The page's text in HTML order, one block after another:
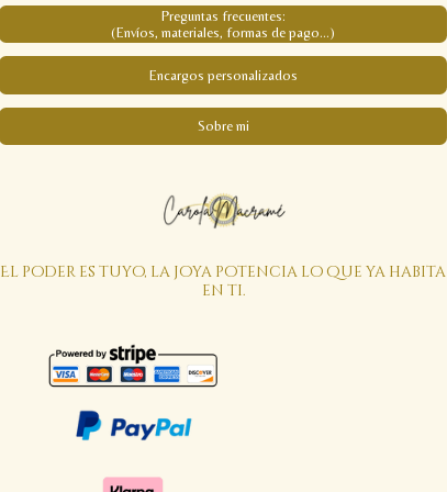
Preguntas frecuentes:
(Envíos, materiales, formas de pago...)
Encargos personalizados
Sobre mi
El poder es tuyo, la joya potencia lo que ya habita
en ti.